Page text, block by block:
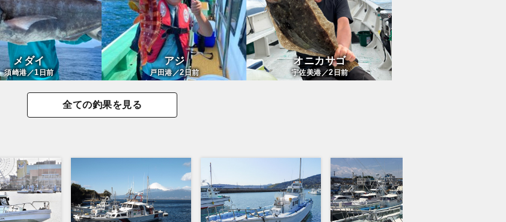
メダイ
須崎港／1 日前
アジ
戸田港／2日前
オニカサゴ
宇佐美港／2 日前
全ての釣果を見る